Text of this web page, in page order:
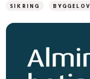
SIKRING BYGGELOV